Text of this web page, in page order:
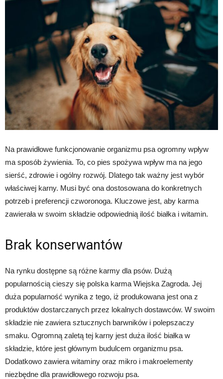
Na prawidłowe funkcjonowanie organizmu psa ogromny wpływ
ma sposób żywienia. To, co pies spożywa wpływ ma na jego
sierść, zdrowie i ogólny rozwój. Dlatego tak ważny jest wybór
właściwej karny. Musi być ona dostosowana do konkretnych
potrzeb i preferencji czworonoga. Kluczowe jest, aby karma
zawierała w swoim składzie odpowiednią ilość białka i witamin.
Brak konserwantów
Na rynku dostępne są różne karmy dla psów. Dużą
popularnością cieszy się polska karma Wiejska Zagroda. Jej
duża popularność wynika z tego, iż produkowana jest ona z
produktów dostarczanych przez lokalnych dostawców. W swoim
składzie nie zawiera sztucznych barwników i polepszaczy
smaku. Ogromną zaletą tej karny jest duża ilość białka w
składzie, które jest głównym budulcem organizmu psa.
Dodatkowo zawiera witaminy oraz mikro i makroelementy
niezbędne dla prawidłowego rozwoju psa.